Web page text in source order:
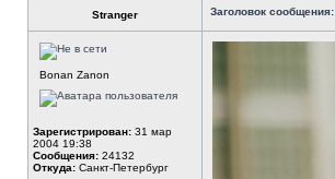
Stranger Заголовок сообщения:
Bonan Zanon
Зарегистрирован: 31 мар
2004 19:38
Сообщения: 24132
Откуда: Санкт-Петербург